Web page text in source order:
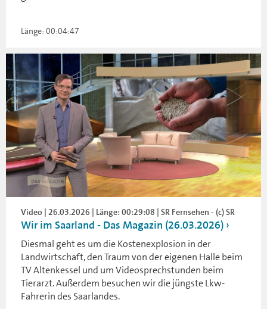
Länge: 00:04:47
Video | 26.03.2026 | Länge: 00:29:08 | SR Fernsehen - (c) SR
Wir im Saarland - Das Magazin (26.03.2026)
Diesmal geht es um die Kostenexplosion in der
Landwirtschaft, den Traum von der eigenen Halle beim
TV Altenkessel und um Videosprechstunden beim
Tierarzt. Außerdem besuchen wir die jüngste Lkw-
Fahrerin des Saarlandes.